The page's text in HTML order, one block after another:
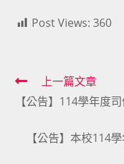
Post Views: 360
Read
more
articles
上一篇文章
【公告】114學年度
【公告】本校114